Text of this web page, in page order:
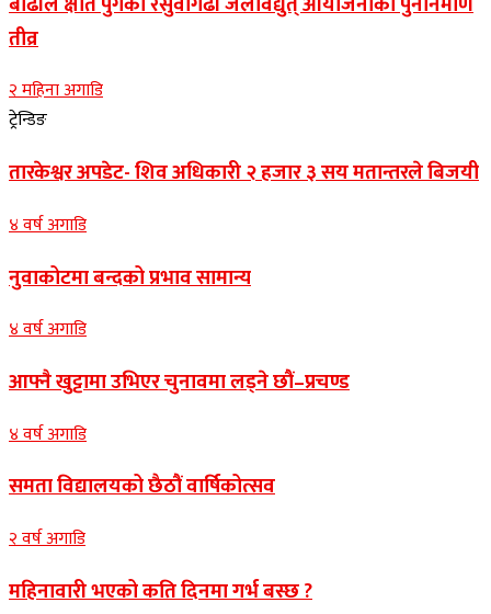
तीव्र
२ महिना अगाडि
ट्रेन्डिङ
तारकेश्वर अपडेट- शिव अधिकारी २ हजार ३ सय मतान्तरले बिजयी
४ वर्ष अगाडि
नुवाकोटमा बन्दको प्रभाव सामान्य
४ वर्ष अगाडि
आफ्नै खुट्टामा उभिएर चुनावमा लड्ने छौं–प्रचण्ड
४ वर्ष अगाडि
समता विद्यालयको छैठौं वार्षिकोत्सव
२ वर्ष अगाडि
महिनावारी भएको कति दिनमा गर्भ बस्छ ?